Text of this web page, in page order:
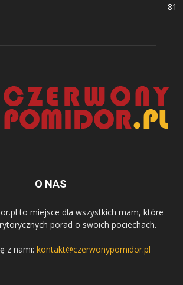
81
O NAS
to miejsce dla wszystkich mam, które
porad o swoich pociechach.
z nami: kontakt@czerwonypomidor.pl